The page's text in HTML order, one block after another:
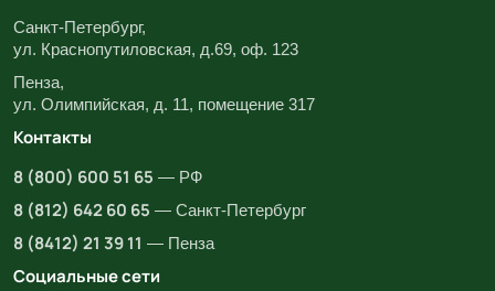
Санкт-Петербург,
ул. Краснопутиловская, д.69, оф. 123
Пенза,
ул. Олимпийская, д. 11, помещение 317
Контакты
8 (800) 600 51 65 — РФ
8 (812) 642 60 65 — Санкт-Петербург
8 (8412) 21 39 11 — Пенза
Социальные сети